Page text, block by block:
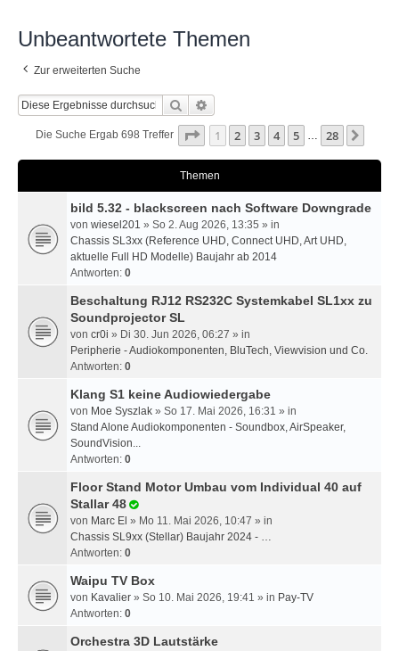
Unbeantwortete Themen
Zur erweiterten Suche
Suche
Die Suche Ergab 698 Treffer Seite 1Von 28
1 2 3 4 5 … 28
Themen
bild 5.32 - blackscreen nach Software Downgrade
von wiesel201 » So 2. Aug 2026, 13:35 » in
Chassis SL3xx (Reference UHD, Connect UHD, Art UHD,
aktuelle Full HD Modelle) Baujahr ab 2014
Antworten: 0
Beschaltung RJ12 RS232C Systemkabel SL1xx zu
Soundprojector SL
von cr0i » Di 30. Jun 2026, 06:27 » in
Peripherie - Audiokomponenten, BluTech, Viewvision und Co.
Antworten: 0
Klang S1 keine Audiowiedergabe
von Moe Syszlak » So 17. Mai 2026, 16:31 » in
Stand Alone Audiokomponenten - Soundbox, AirSpeaker,
SoundVision...
Antworten: 0
Floor Stand Motor Umbau vom Individual 40 auf
Stallar 48
von Marc El » Mo 11. Mai 2026, 10:47 » in
Chassis SL9xx (Stellar) Baujahr 2024 - …
Antworten: 0
Waipu TV Box
von Kavalier » So 10. Mai 2026, 19:41 » in Pay-TV
Antworten: 0
Orchestra 3D Lautstärke